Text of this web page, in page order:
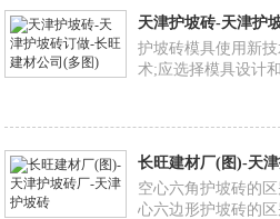
天津护坡砖-天津护
图)
护坡砖模具使用新
术;应选择模具设计
长旺建材厂(图)-天
空心六角护坡砖的
心六边形护坡砖的